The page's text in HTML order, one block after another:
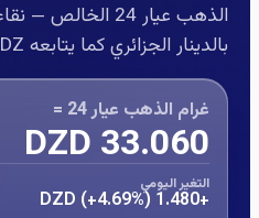
بالدينار الجزائري كما يتابعه EXDZ.
غرام الذهب عيار 24 =
33.060
التغير اليومي
+1.480 DZD
(+4.69%)